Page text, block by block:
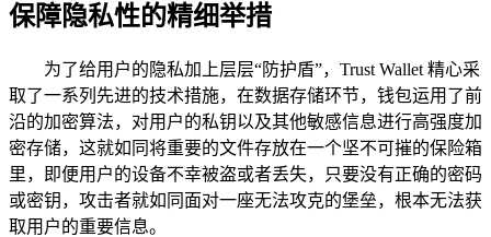
保障隐私性的精细举措
为了给用户的隐私加上层层“防护盾”，Trust Wallet 精心采
取了一系列先进的技术措施，在数据存储环节，钱包运用了前
沿的加密算法，对用户的私钥以及其他敏感信息进行高强度加
密存储，这就如同将重要的文件存放在一个坚不可摧的保险箱
里，即便用户的设备不幸被盗或者丢失，只要没有正确的密码
或密钥，攻击者就如同面对一座无法攻克的堡垒，根本无法获
取用户的重要信息。